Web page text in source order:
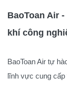
BaoToan Air
khí công
BaoToan Air tự
lĩnh vực cung cấp